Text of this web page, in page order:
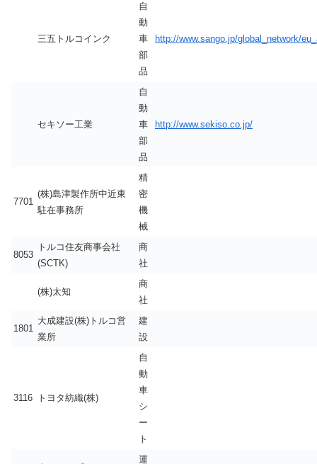
三五トルコインク
自
動
車
部
品
http://www.sango.jp/global_network/
セキソー工業
自
動
車
部
品
http://www.sekiso.co.jp/
7701
(株)島津製作所中近東
駐在事務所
精
密
機
械
8053
トルコ住友商事会社
(SCTK)
商
社
(株)太知
商
社
1801
大成建設(株)トルコ営
業所
建
設
3116 トヨタ紡織(株)
自
動
車
シ
ー
ト
運